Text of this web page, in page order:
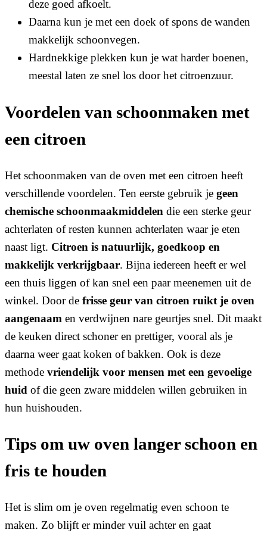
deze goed afkoelt.
Daarna kun je met een doek of spons de wanden
makkelijk schoonvegen.
Hardnekkige plekken kun je wat harder boenen,
meestal laten ze snel los door het citroenzuur.
Voordelen van schoonmaken met
een citroen
Het schoonmaken van de oven met een citroen heeft
verschillende voordelen. Ten eerste gebruik je geen
chemische schoonmaakmiddelen die een sterke geur
achterlaten of resten kunnen achterlaten waar je eten
naast ligt. Citroen is natuurlijk, goedkoop en
makkelijk verkrijgbaar. Bijna iedereen heeft er wel
een thuis liggen of kan snel een paar meenemen uit de
winkel. Door de frisse geur van citroen ruikt je oven
aangenaam en verdwijnen nare geurtjes snel. Dit maakt
de keuken direct schoner en prettiger, vooral als je
daarna weer gaat koken of bakken. Ook is deze
methode vriendelijk voor mensen met een gevoelige
huid of die geen zware middelen willen gebruiken in
hun huishouden.
Tips om uw oven langer schoon en
fris te houden
Het is slim om je oven regelmatig even schoon te
maken. Zo blijft er minder vuil achter en gaat